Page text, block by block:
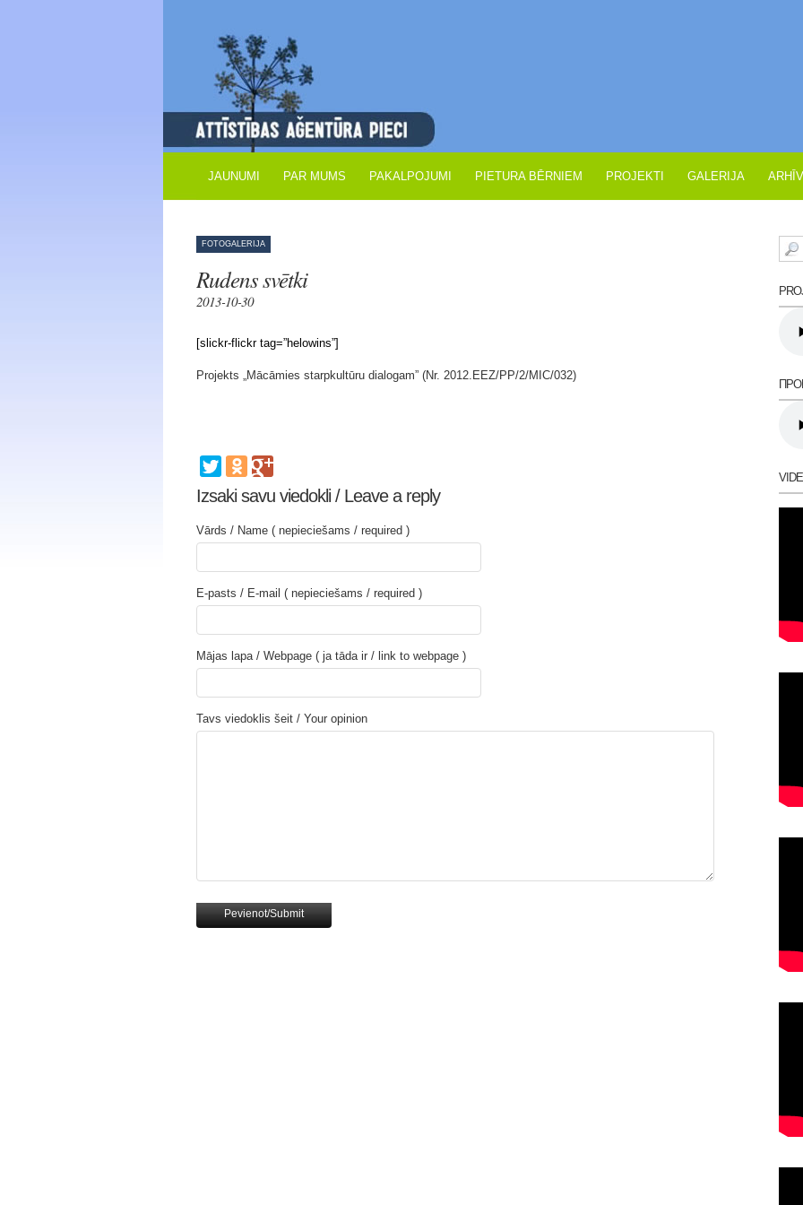
JAUNUMI PAR MUMS PAKALPOJUMI PIETURA BĒRNIEM PROJEKTI GALERIJA
FOTOGALERIJA
Rudens svētki
2013-10-30
[slickr-flickr tag=”helowins”]
Projekts „Mācāmies starpkultūru dialogam” (Nr. 2012.EEZ/PP/2/MIC/032)
Izsaki savu viedokli / Leave a reply
Vārds / Name ( nepieciešams / required )
E-pasts / E-mail ( nepieciešams / required )
Mājas lapa / Webpage ( ja tāda ir / link to webpage )
Tavs viedoklis šeit / Your opinion